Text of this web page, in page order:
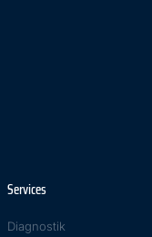
Services
Diagnostik